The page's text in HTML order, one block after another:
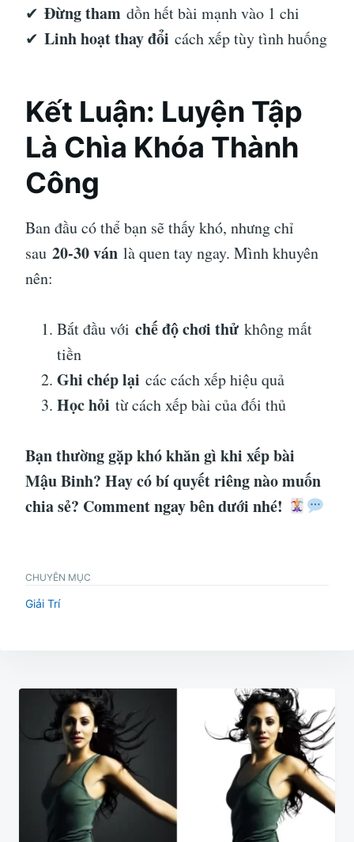
✔ Đừng tham dồn hết bài mạnh vào 1 chi
✔ Linh hoạt thay đổi cách xếp tùy tình huống
Kết Luận: Luyện Tập
Là Chìa Khóa Thành
Công
Ban đầu có thể bạn sẽ thấy khó, nhưng chỉ
sau 20-30 ván là quen tay ngay. Mình khuyên
nên:
Bắt đầu với chế độ chơi thử không mất
tiền
Ghi chép lại các cách xếp hiệu quả
Học hỏi từ cách xếp bài của đối thủ
Bạn thường gặp khó khăn gì khi xếp bài
Mậu Binh? Hay có bí quyết riêng nào muốn
chia sẻ? Comment ngay bên dưới nhé!
CHUYÊN MỤC
Giải Trí
Điều
hướng
viết